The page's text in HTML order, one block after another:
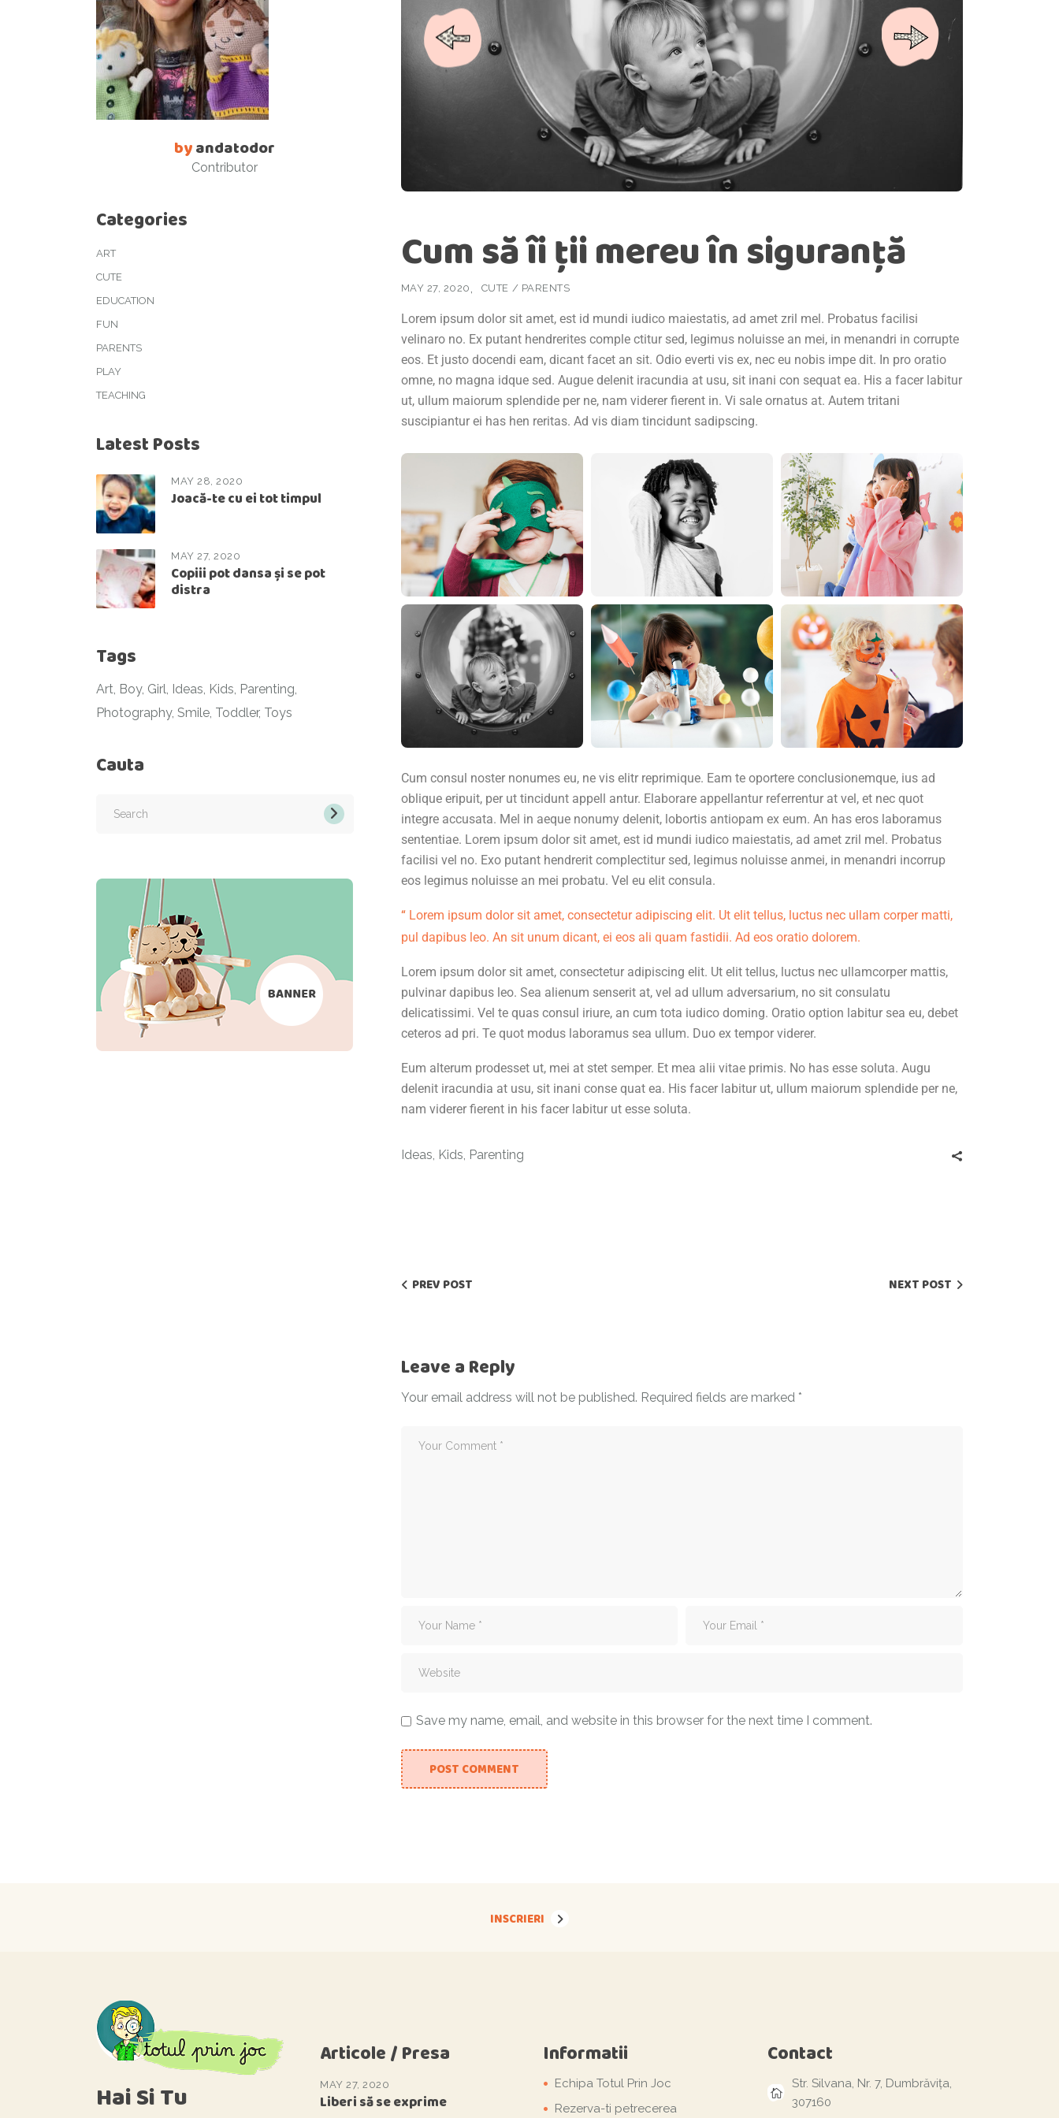
Cum să îi ții mereu în siguranță
MAY 27, 2020 CUTE / PARENTS
Lorem ipsum dolor sit amet, est id mundi iudico maiestatis, ad amet zril mel. Probatus facilisi
velinaro no. Ex putant hendrerites comple ctitur sed, legimus noluisse an mei, in menandri in corrupte
eos. Et justo docendi eam, dicant facet an sit. Odio everti vis ex, nec eu nobis impe dit. In pro oratio
omne, no magna idque sed. Augue delenit iracundia at usu, sit inani con sequat ea. His a facer labitur
ut, ullum maiorum splendide per ne, nam viderer fierent in. Vi sale ornatus at. Autem tritani
suscipiantur ei has hen reritas. Ad vis diam tincidunt sadipscing.
Cum consul noster nonumes eu, ne vis elitr reprimique. Eam te oportere conclusionemque, ius ad
oblique eripuit, per ut tincidunt appell antur. Elaborare appellantur referrentur at vel, et nec quot
integre accusata. Mel in aeque nonumy delenit, lobortis antiopam ex eum. An has eros laboramus
sententiae. Lorem ipsum dolor sit amet, est id mundi iudico maiestatis, ad amet zril mel. Probatus
facilisi vel no. Exo putant hendrerit complectitur sed, legimus noluisse anmei, in menandri incorrup
eos legimus noluisse an mei probatu. Vel eu elit consula.
Lorem ipsum dolor sit amet, consectetur adipiscing elit. Ut elit tellus, luctus nec ullam corper matti,
pul dapibus leo. An sit unum dicant, ei eos ali quam fastidii. Ad eos oratio dolorem.
Lorem ipsum dolor sit amet, consectetur adipiscing elit. Ut elit tellus, luctus nec ullamcorper mattis,
pulvinar dapibus leo. Sea alienum senserit at, vel ad ullum adversarium, no sit consulatu
delicatissimi. Vel te quas consul iriure, an cum tota iudico doming. Oratio option labitur sea eu, debet
ceteros ad pri. Te quot modus laboramus sea ullum. Duo ex tempor viderer.
Eum alterum prodesset ut, mei at stet semper. Et mea alii vitae primis. No has esse soluta. Augu
delenit iracundia at usu, sit inani conse quat ea. His facer labitur ut, ullum maiorum splendide per ne,
nam viderer fierent in his facer labitur ut esse soluta.
Ideas, Kids, Parenting
PREV POST NEXT POST
Leave a Reply
Your email address will not be published. Required fields are marked *
Save my name, email, and website in this browser for the next time I comment.
POST COMMENT
byandatodor
Contributor
Categories
ART
CUTE
EDUCATION
FUN
PARENTS
PLAY
TEACHING
Latest Posts
MAY 28, 2020
Joacă-te cu ei tot timpul
MAY 27, 2020
Copiii pot dansa și se pot
distra
Tags
Art Boy Girl Ideas Kids Parenting
Photography Smile Toddler Toys
Cauta
INSCRIERI
Hai Si Tu
Articole / Presa
MAY 27, 2020
Liberi să se exprime
Informatii
Echipa Totul Prin Joc
Rezerva-ti petrecerea
Contact
Str. Silvana, Nr. 7, Dumbrăvița,
307160